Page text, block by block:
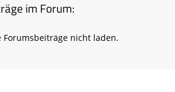
im Forum:
nicht laden.